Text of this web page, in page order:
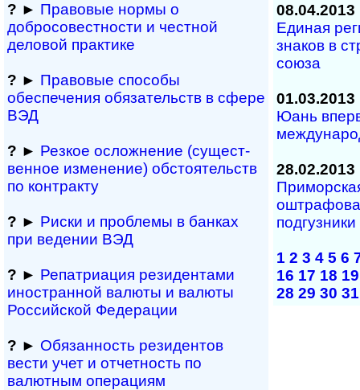
? ► Правовые нормы о
добросовестности и чест­ной
деловой практике
? ► Правовые способы
обеспечения обяза­тельств в сфере
ВЭД
? ► Резкое осложнение (сущест­
вен­ное измене­ние) обсто­ятельств
по контракту
? ► Риски и проблемы в банках
при ведении ВЭД
? ► Репатриация ре­зи­ден­та­ми
иностранной ва­лю­ты и валюты
Рос­сий­ской Федерации
? ► Обязанность резиден­тов
вести учет и отчетность по
валютным операциям
08.04.2013
Единая
знаков в
союза
01.03.2013
Юань
28.02.2013
подгузники
1 2 3 4 5 6
16 17 18 19
28 29 30 31